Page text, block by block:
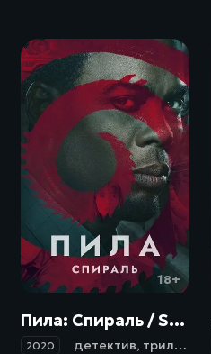
18+
Пила: Спираль / Spiral: From the Book of Saw (2020)
2020 детектив, триллер